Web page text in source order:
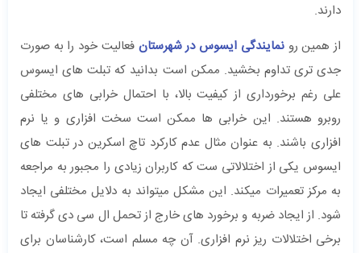
دارند.
از همین رونمایندگی ایسوس در شهرستان فعالیت خود را به صورت
جدی تری تداوم بخشید. ممکن است بدانید که تبلت های ایسوس
علی رغم برخورداری از کیفیت بالا، با احتمال خرابی های مختلفی
روبرو هستند. این خرابی ها ممکن است سخت افزاری و یا نرم
افزاری باشند. به عنوان مثال عدم کارکرد تاچ اسکرین در تبلت های
ایسوس یکی از اختلالاتی ست که کاربران زیادی را مجبور به مراجعه
به مرکز تعمیرات میکند. این مشکل میتواند به دلایل مختلفی ایجاد
شود. از ایجاد ضربه و برخورد های خارج از تحمل ال سی دی گرفته تا
برخی اختلالات ریز نرم افزاری. آن چه مسلم است، کارشناسان برای